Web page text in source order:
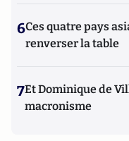
6Ces quatre pays
renverser la table
7Et Dominique de
macronisme